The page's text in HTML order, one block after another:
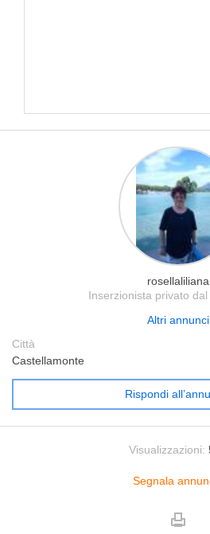
rosellaliliana
Inserzionista privato
Altri annunci
Città
Castellamonte
Rispondi
Visualizzazioni:
Segnala